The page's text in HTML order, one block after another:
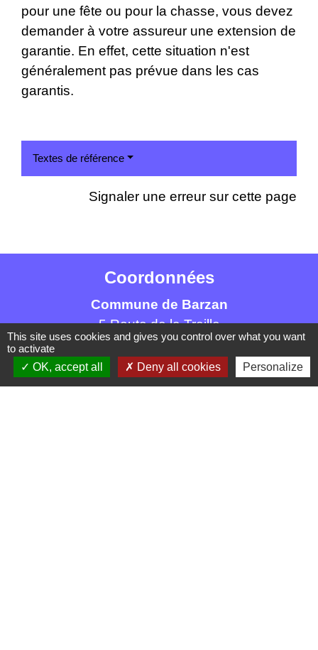
pour une fête ou pour la chasse, vous devez
demander à votre assureur une extension de
garantie. En effet, cette situation n'est
généralement pas prévue dans les cas
garantis.
Textes de référence
Signaler une erreur sur cette page
Coordonnées
Commune de Barzan
5 Route de la Treille
17120 Barzan - FRANCE
+33 5 46 90 42 80
This site uses cookies and gives you control over what you want
to activate
OK, accept all
Deny all cookies Personalize